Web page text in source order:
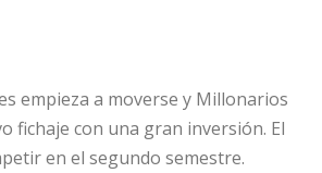
empieza a moverse y Millonarios
fichaje con una gran inversión. El
en el segundo semestre.